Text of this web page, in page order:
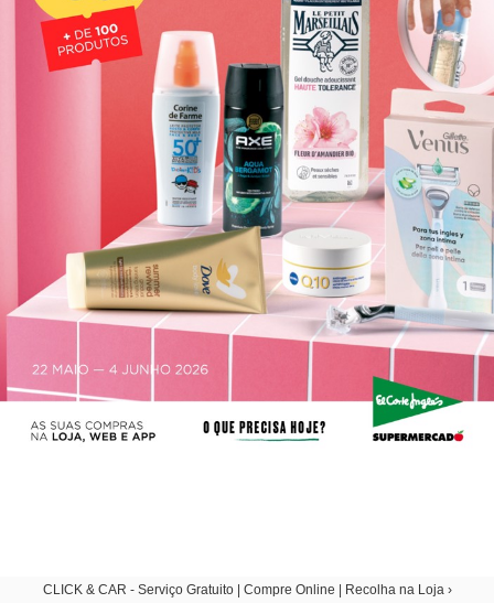
CLICK & CAR - Serviço Gratuito | Compre Online | Recolha na Loja ›